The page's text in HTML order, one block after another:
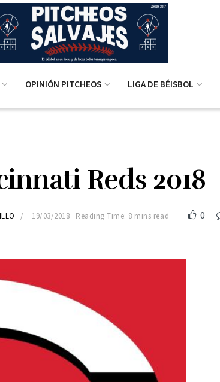
OPINIÓN PITCHEOS LIGA DE BÉISBOL
Reds 2018
19/03/2018 Reading Time: 8 mins read 0